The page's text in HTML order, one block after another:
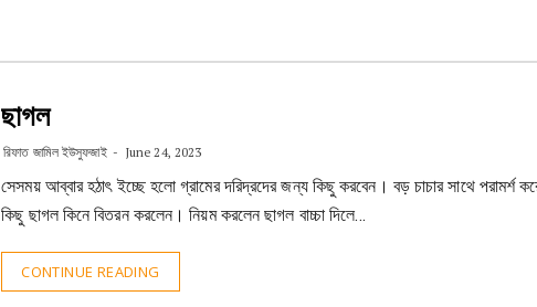
ছাগল
রিফাত জামিল ইউসুফজাই June 24, 2023
সেসময় আব্বার হঠাৎ ইচ্ছে হলো গ্রামের দরিদ্রদের জন্য কিছু করবেন। বড় চাচার সাথে পরামর্শ
কিছু ছাগল কিনে বিতরন করলেন। নিয়ম করলেন ছাগল বাচ্চা দিলে…
CONTINUE READING